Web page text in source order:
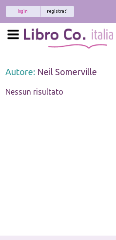
registrati
login
Autore: Neil Somerville
Nessun risultato